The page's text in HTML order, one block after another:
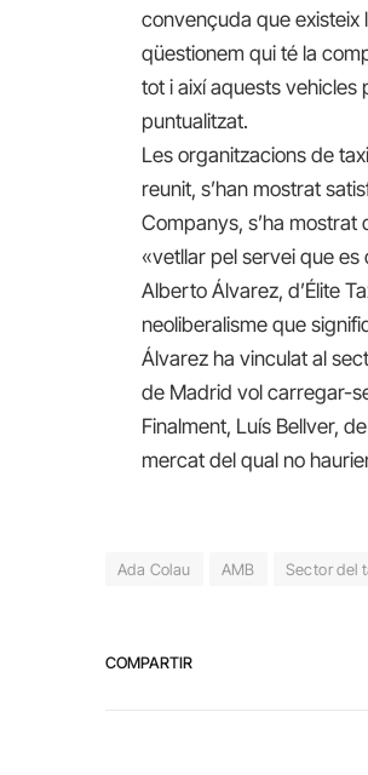
convençuda que existeix
qüestionem qui té la
tot i així aquests vehicles
puntualitzat.
Les organitzacions de
reunit, s’han mostrat
Companys, s’ha mostrat
«vetllar pel servei que es
Alberto Álvarez, d’Élite
neoliberalisme que
Álvarez ha vinculat al
de Madrid vol carregar-
Finalment, Luís Bellver,
mercat del qual no
Ada Colau AMB Sector del
COMPARTIR